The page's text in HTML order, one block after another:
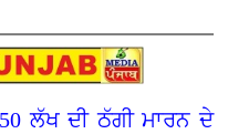
ਲੱਖ ਦੀ ਠੱਗੀ ਮਾਰਨ ਦੇ